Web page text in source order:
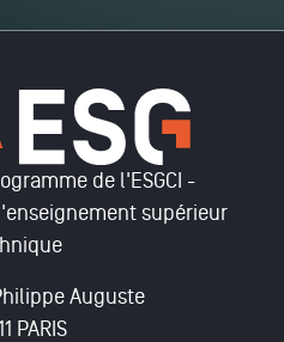
de l'ESGCI -
supérieur
Auguste
PARIS